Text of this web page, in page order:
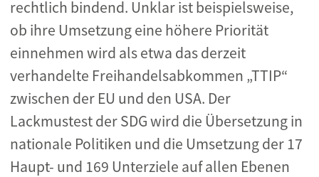
rechtlich bindend. Unklar ist beispielsweise,
ob ihre Umsetzung eine höhere Priorität
einnehmen wird als etwa das derzeit
verhandelte Freihandelsabkommen „TTIP“
zwischen der EU und den USA. Der
Lackmustest der SDG wird die Übersetzung in
nationale Politiken und die Umsetzung der 17
Haupt- und 169 Unterziele auf allen Ebenen